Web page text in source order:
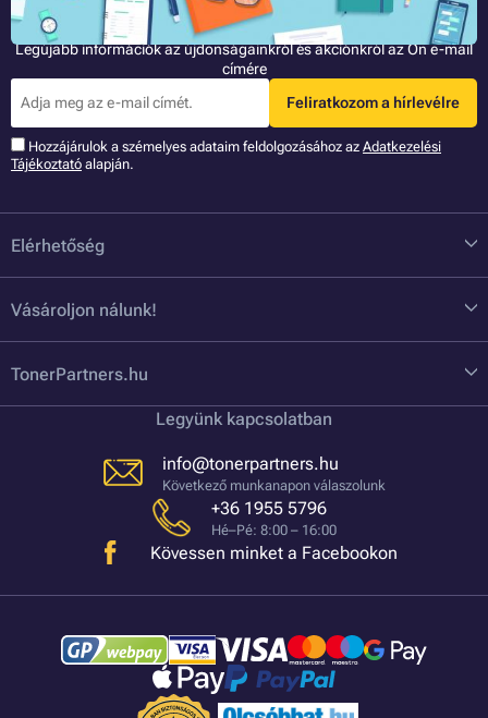
Legyen az elsők között!
Legújabb információk az újdonságainkról és akciónkról az Ön e-mail
címére
Feliratkozom a hírlevélre
Hozzájárulok a szémelyes adataim feldolgozásához az Adatkezelési
Tájékoztató alapján.
Elérhetőség
Vásároljon nálunk!
TonerPartners.hu
Legyünk kapcsolatban
info@tonerpartners.hu
Következő munkanapon válaszolunk
+36 1955 5796
Hé–Pé: 8:00 – 16:00
Kövessen minket a Facebookon